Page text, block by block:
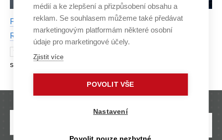
Preventing Lubricant Loss in Space: ESA-Backed
Research Moves Toward Orbit
space be prevented from damaging sensitive satellite
components? During his doctoral studies at the Faculty of
Mechanical Engineering, Josef Pouzar set o
médií a ke zlepšení a přizpůsobení obsahu a
reklam. Se souhlasem můžeme také předávat
marketingovým platformám některé osobní
údaje pro marketingové účely.
Zjistit více
POVOLIT VŠE
Nastavení